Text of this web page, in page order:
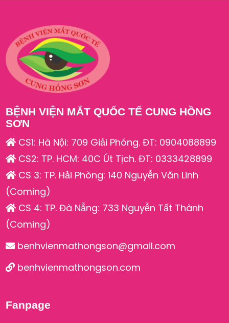
BỆNH VIỆN MẮT QUỐC TẾ CUNG HỒNG
SƠN
CS1: Hà Nội: 709 Giải Phóng. ĐT: 0904088899
CS2: TP. HCM: 40C Út Tịch. ĐT: 0333428899
CS 3: TP. Hải Phòng: 140 Nguyễn Văn Linh
(Coming)
CS 4: TP. Đà Nẵng: 733 Nguyễn Tất Thành
(Coming)
benhvienmathongson@gmail.com
benhvienmathongson.com
Fanpage